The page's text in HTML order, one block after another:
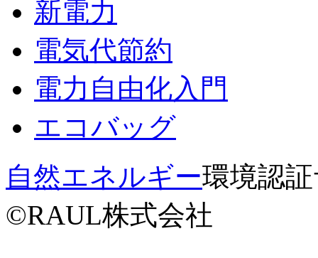
新電力
電気代節約
電力自由化入門
エコバッグ
自然エネルギー環境認
©RAUL株式会社